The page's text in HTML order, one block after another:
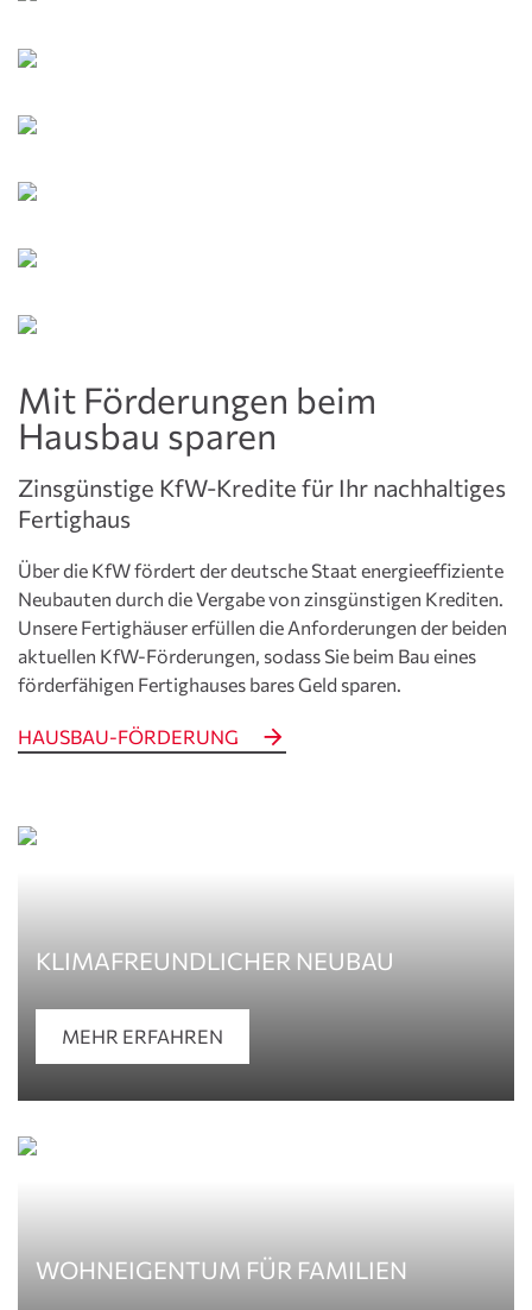
Zinsgünstige KfW-Kredite für Ihr nachhaltiges
Fertighaus
Mit Förderungen beim
Hausbau sparen
Über die KfW fördert der deutsche Staat energieeffiziente
Neubauten durch die Vergabe von zinsgünstigen Krediten.
Unsere Fertighäuser erfüllen die Anforderungen der beiden
aktuellen KfW-Förderungen, sodass Sie beim Bau eines
förderfähigen Fertighauses bares Geld sparen.
HAUSBAU-FÖRDERUNG
KLIMAFREUND­LICHER NEUBAU
MEHR ERFAHREN
WOHNEIGENTUM FÜR FAMILIEN